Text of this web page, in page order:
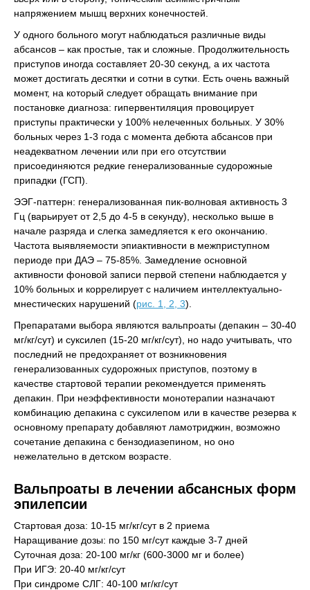
напряжением мышц верхних конечностей.
У одного больного могут наблюдаться различные виды
абсансов – как простые, так и сложные. Продолжительность
приступов иногда составляет 20-30 секунд, а их частота
может достигать десятки и сотни в сутки. Есть очень важный
момент, на который следует обращать внимание при
постановке диагноза: гипервентиляция провоцирует
приступы практически у 100% нелеченных больных. У 30%
больных через 1-3 года с момента дебюта абсансов при
неадекватном лечении или при его отсутствии
присоединяются редкие генерализованные судорожные
припадки (ГСП).
ЭЭГ-паттерн: генерализованная пик-волновая активность 3
Гц (варьирует от 2,5 до 4-5 в секунду), несколько выше в
начале разряда и слегка замедляется к его окончанию.
Частота выявляемости эпиактивности в межприступном
периоде при ДАЭ – 75-85%. Замедление основной
активности фоновой записи первой степени наблюдается у
10% больных и коррелирует с наличием интеллектуально-
мнестических нарушений (рис. 1, 2, 3).
Препаратами выбора являются вальпроаты (депакин – 30-40
мг/кг/сут) и суксилеп (15-20 мг/кг/сут), но надо учитывать, что
последний не предохраняет от возникновения
генерализованных судорожных приступов, поэтому в
качестве стартовой терапии рекомендуется применять
депакин. При неэффективности монотерапии назначают
комбинацию депакина с суксилепом или в качестве резерва к
основному препарату добавляют ламотриджин, возможно
сочетание депакина с бензодиазепином, но оно
нежелательно в детском возрасте.
Вальпроаты в лечении абсансных форм
эпилепсии
Стартовая доза: 10-15 мг/кг/сут в 2 приема
Наращивание дозы: по 150 мг/сут каждые 3-7 дней
Суточная доза: 20-100 мг/кг (600-3000 мг и более)
При ИГЭ: 20-40 мг/кг/сут
При синдроме СЛГ: 40-100 мг/кг/сут